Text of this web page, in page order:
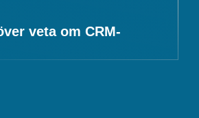
veta om CRM-